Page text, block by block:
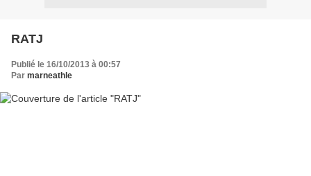
RATJ
Publié le 16/10/2013 à 00:57
Par marneathle